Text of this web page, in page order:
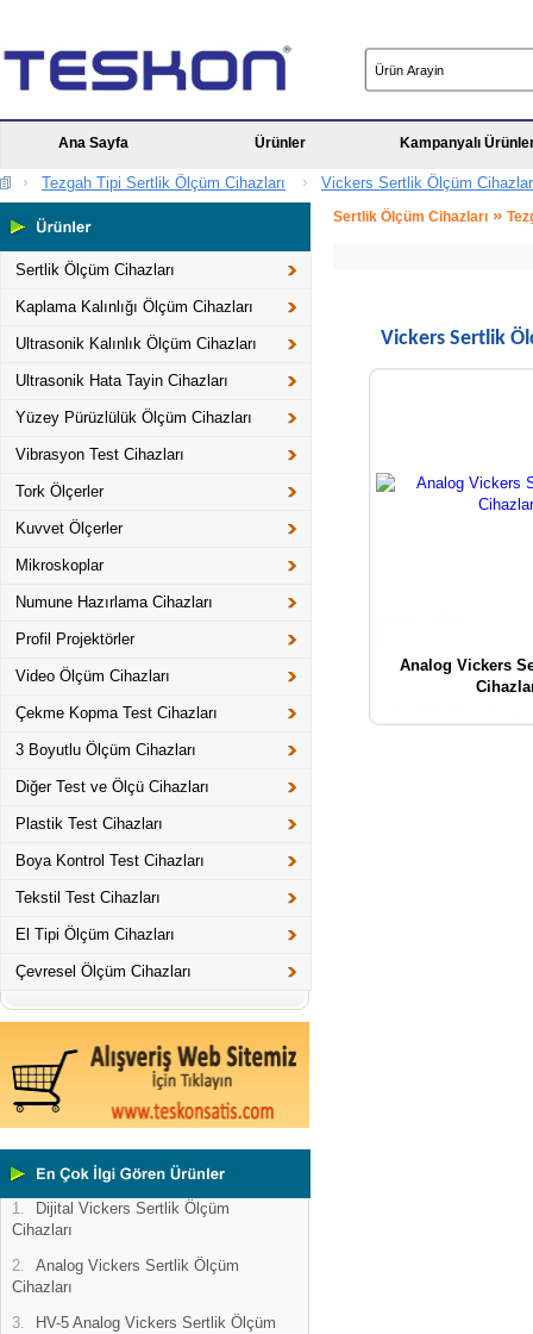
Ana Sayfa Ürünler Kampanyalı
Tezgah Tipi Sertlik Ölçüm Cihazları Vickers Sertlik Ölçüm
Sertlik Ölçüm Cihazları
Kaplama Kalınlığı Ölçüm Cihazları
Ultrasonik Kalınlık Ölçüm Cihazları
Ultrasonik Hata Tayin Cihazları
Yüzey Pürüzlülük Ölçüm Cihazları
Vibrasyon Test Cihazları
Tork Ölçerler
Kuvvet Ölçerler
Mikroskoplar
Numune Hazırlama Cihazları
Profil Projektörler
Video Ölçüm Cihazları
Çekme Kopma Test Cihazları
3 Boyutlu Ölçüm Cihazları
Diğer Test ve Ölçü Cihazları
Plastik Test Cihazları
Boya Kontrol Test Cihazları
Tekstil Test Cihazları
El Tipi Ölçüm Cihazları
Çevresel Ölçüm Cihazları
1.
Dijital Vickers Sertlik Ölçüm
Cihazları
2.
Analog Vickers Sertlik Ölçüm
Cihazları
3.
HV-5 Analog Vickers Sertlik Ölçüm
Sertlik Ölçüm Cihazları »
Vickers Sertlik
Analog Vickers